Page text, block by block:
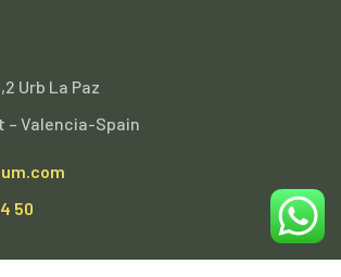
Urb La Paz
– Valencia-Spain
50